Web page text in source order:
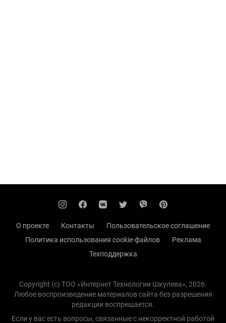
О проекте Контакты
Пользовательское соглашение
Политика использования cookie-файлов
Реклама
Техподдержка
Copyright (с) TOO «Интернет Технологии Шкулева», 2026.
Любое воспроизведение материалов сайта без разрешения
редакции воспрещается.
Если у вас есть вопросы, связанные с некорректной работой